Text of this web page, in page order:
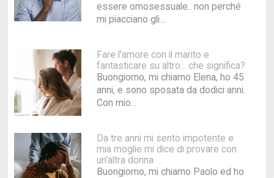
essere omosessuale.. non perché
mi piacciano gli…
Fare l'amore con il marito e
fantasticare su altro... che significa?
Buongiorno, mi chiamo Elena, ho 45
anni, e sono sposata da dodici anni.
Con mio…
Da tre anni mi sento impotente e
mia moglie mi dice di provare con
un'altra donna
Buongiorno, mi chiamo Paolo ed ho